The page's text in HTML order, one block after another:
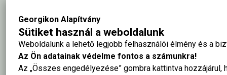
Georgikon Alapítvány
Sütiket használ a weboldalunk
Weboldalunk a lehető legjobb felhasználói élmény és a
Az Ön adatainak védelme fontos a számunkra!
Az „Összes engedélyezése” gombra kattintva hozzájárul,
A tabló nagy méretben ide kattintva megtekinthető